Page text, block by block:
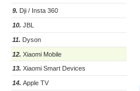
9. Dji / Insta 360
10. JBL
11. Dyson
12. Xiaomi Mobile
13. Xiaomi Smart Devices
14. Apple TV